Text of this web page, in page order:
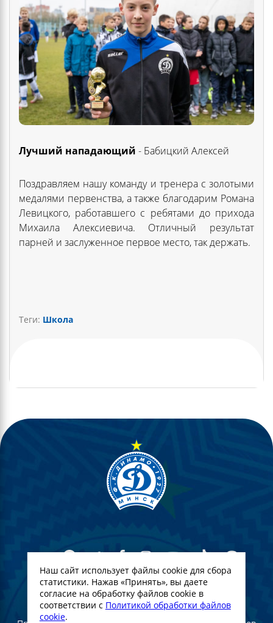
Лучший нападающий - Бабицкий Алексей
Поздравляем нашу команду и тренера с золотыми
медалями первенства, а также благодарим Романа
Левицкого, работавшего с ребятами до прихода
Михаила Алексиевича. Отличный результат
парней и заслуженное первое место, так держать.
Теги: Школа
© Футбольный Клуб Динамо-Минск. 2022
Наш сайт использует файлы cookie для сбора
статистики. Нажав «Принять», вы даете
согласие на обработку файлов cookie в
соответствии с Политикой обработки файлов
cookie.